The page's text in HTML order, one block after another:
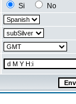
Si
No